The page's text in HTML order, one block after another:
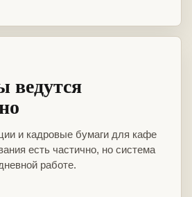
ведутся
и кадровые бумаги для кафе
есть частично, но система
работе.